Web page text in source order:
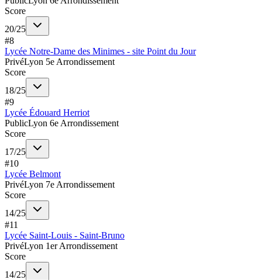
Score
20/25
#8
Lycée Notre-Dame des Minimes - site Point du Jour
PrivéLyon 5e Arrondissement
Score
18/25
#9
Lycée Édouard Herriot
PublicLyon 6e Arrondissement
Score
17/25
#10
Lycée Belmont
PrivéLyon 7e Arrondissement
Score
14/25
#11
Lycée Saint-Louis - Saint-Bruno
PrivéLyon 1er Arrondissement
Score
14/25